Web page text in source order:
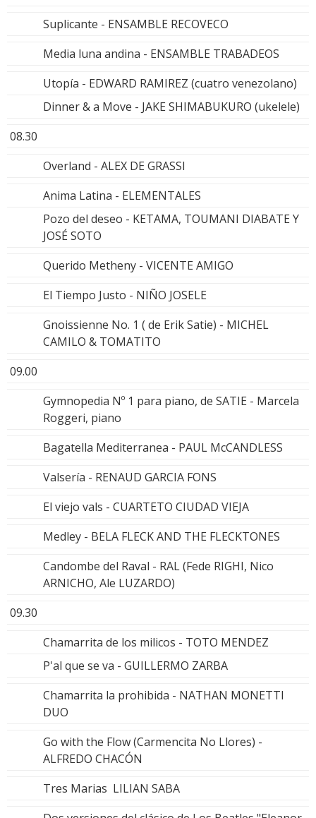
Suplicante - ENSAMBLE RECOVECO
Media luna andina - ENSAMBLE TRABADEOS
Utopía - EDWARD RAMIREZ (cuatro venezolano)
Dinner & a Move - JAKE SHIMABUKURO (ukelele)
08.30
Overland - ALEX DE GRASSI
Anima Latina - ELEMENTALES
Pozo del deseo - KETAMA, TOUMANI DIABATE Y
JOSÉ SOTO
Querido Metheny - VICENTE AMIGO
El Tiempo Justo - NIÑO JOSELE
Gnoissienne No. 1 ( de Erik Satie) - MICHEL
CAMILO & TOMATITO
09.00
Gymnopedia Nº 1 para piano, de SATIE - Marcela
Roggeri, piano
Bagatella Mediterranea - PAUL McCANDLESS
Valsería - RENAUD GARCIA FONS
El viejo vals - CUARTETO CIUDAD VIEJA
Medley - BELA FLECK AND THE FLECKTONES
Candombe del Raval - RAL (Fede RIGHI, Nico
ARNICHO, Ale LUZARDO)
09.30
Chamarrita de los milicos - TOTO MENDEZ
P'al que se va - GUILLERMO ZARBA
Chamarrita la prohibida - NATHAN MONETTI
DUO
Go with the Flow (Carmencita No Llores) -
ALFREDO CHACÓN
Tres Marias LILIAN SABA